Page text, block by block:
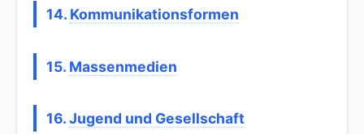
14. Kommunikationsformen
15. Massenmedien
16.Jugend und Gesellschaft